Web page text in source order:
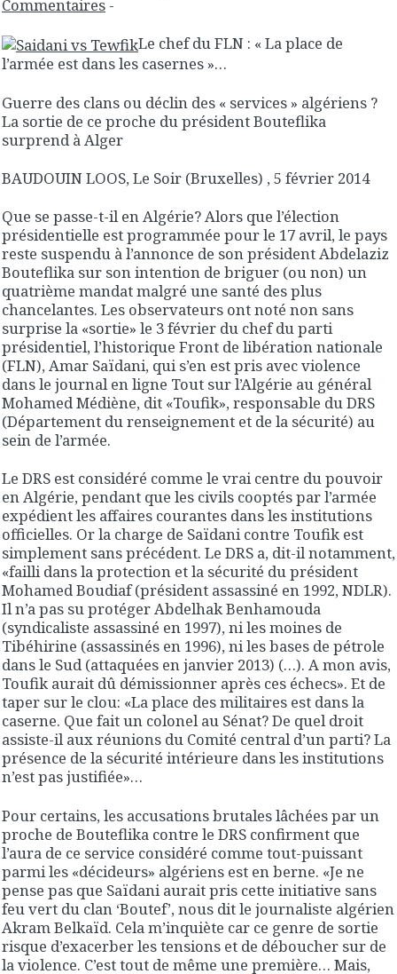
Commentaires -
Le chef du FLN : « La place de
l’armée est dans les casernes »…
Guerre des clans ou déclin des « services » algériens ?
La sortie de ce proche du président Bouteflika
surprend à Alger
BAUDOUIN LOOS, Le Soir (Bruxelles) , 5 février 2014
Que se passe-t-il en Algérie? Alors que l’élection
présidentielle est programmée pour le 17 avril, le pays
reste suspendu à l’annonce de son président Abdelaziz
Bouteflika sur son intention de briguer (ou non) un
quatrième mandat malgré une santé des plus
chancelantes. Les observateurs ont noté non sans
surprise la «sortie» le 3 février du chef du parti
présidentiel, l’historique Front de libération nationale
(FLN), Amar Saïdani, qui s’en est pris avec violence
dans le journal en ligne Tout sur l’Algérie au général
Mohamed Médiène, dit «Toufik», responsable du DRS
(Département du renseignement et de la sécurité) au
sein de l’armée.
Le DRS est considéré comme le vrai centre du pouvoir
en Algérie, pendant que les civils cooptés par l’armée
expédient les affaires courantes dans les institutions
officielles. Or la charge de Saïdani contre Toufik est
simplement sans précédent. Le DRS a, dit-il notamment,
«failli dans la protection et la sécurité du président
Mohamed Boudiaf (président assassiné en 1992, NDLR).
Il n’a pas su protéger Abdelhak Benhamouda
(syndicaliste assassiné en 1997), ni les moines de
Tibéhirine (assassinés en 1996), ni les bases de pétrole
dans le Sud (attaquées en janvier 2013) (…). A mon avis,
Toufik aurait dû démissionner après ces échecs». Et de
taper sur le clou: «La place des militaires est dans la
caserne. Que fait un colonel au Sénat? De quel droit
assiste-il aux réunions du Comité central d’un parti? La
présence de la sécurité intérieure dans les institutions
n’est pas justifiée»…
Pour certains, les accusations brutales lâchées par un
proche de Bouteflika contre le DRS confirment que
l’aura de ce service considéré comme tout-puissant
parmi les «décideurs» algériens est en berne. «Je ne
pense pas que Saïdani aurait pris cette initiative sans
feu vert du clan ‘Boutef’, nous dit le journaliste algérien
Akram Belkaïd. Cela m’inquiète car ce genre de sortie
risque d’exacerber les tensions et de déboucher sur de
la violence. C’est tout de même une première… Mais,